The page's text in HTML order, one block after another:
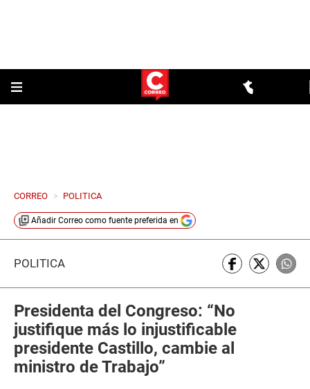
CORREO > POLITICA
Añadir Correo como fuente preferida en
POLÍTICA
Presidenta del Congreso: “No
justifique más lo injustificable
presidente Castillo, cambie al
ministro de Trabajo”